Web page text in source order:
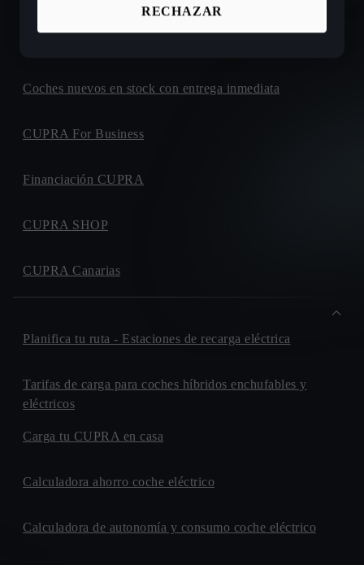
Coches nuevos en stock con entrega inmediata
CUPRA For Business
Financiación CUPRA
CUPRA SHOP
CUPRA Canarias
Planifica tu ruta - Estaciones de recarga eléctrica
Tarifas de carga para coches híbridos enchufables y
eléctricos
Carga tu CUPRA en casa
Calculadora ahorro coche eléctrico
Calculadora de autonomía y consumo coche eléctrico
RECHAZAR